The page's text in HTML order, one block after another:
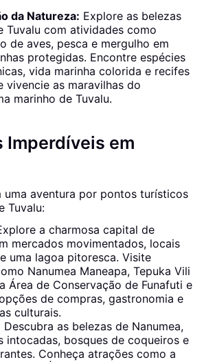
da Natureza: Explore as belezas
Tuvalu com atividades como
de aves, pesca e mergulho em
protegidas. Encontre espécies
vida marinha colorida e recifes
vivencie as maravilhas do
marinho de Tuvalu.
Imperdíveis em
uma aventura por pontos turísticos
Tuvalu:
a charmosa capital de
mercados movimentados, locais
uma lagoa pitoresca. Visite
Nanumea Maneapa, Tepuka Vili
Área de Conservação de Funafuti e
de compras, gastronomia e
culturais.
Descubra as belezas de Nanumea,
intocadas, bosques de coqueiros e
Conheça atrações como a